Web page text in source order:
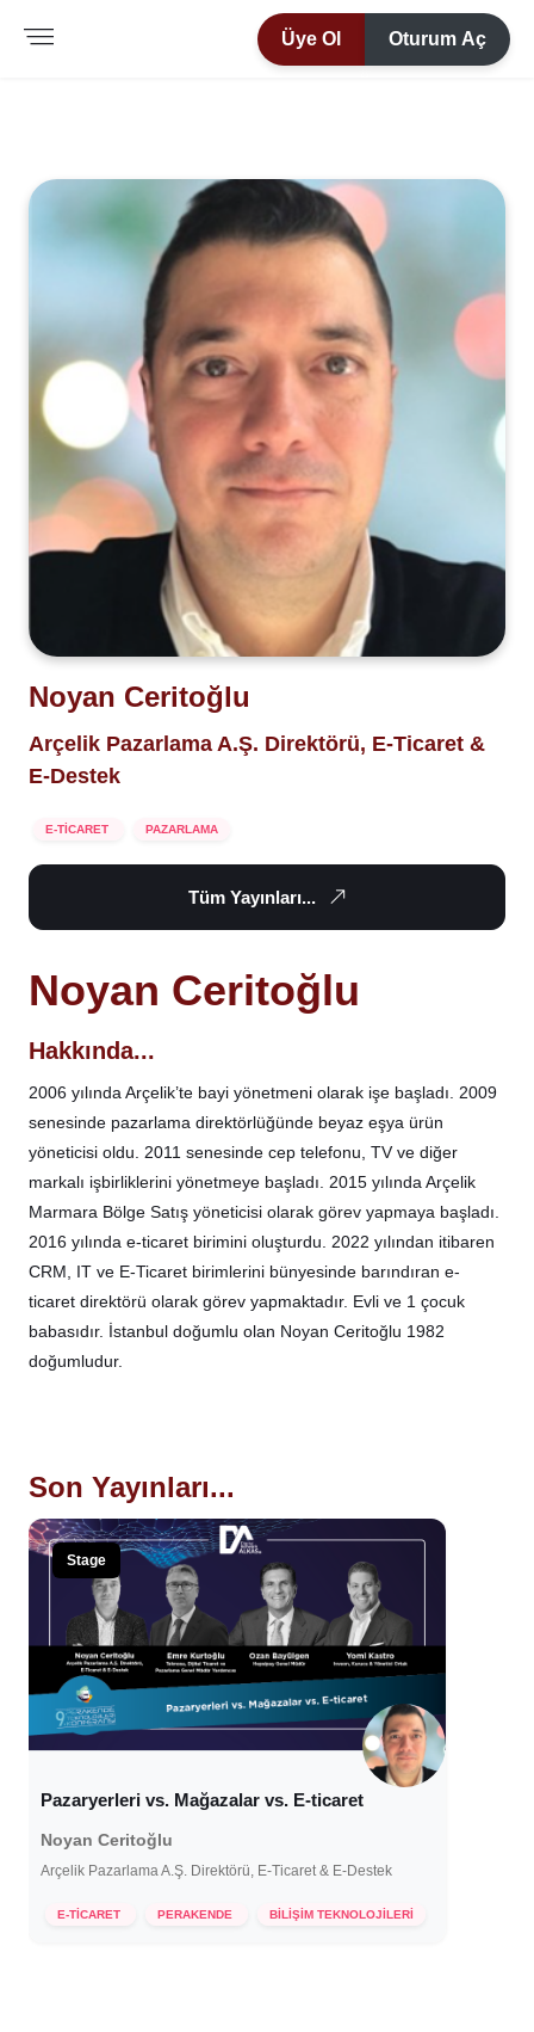
Üye Ol Oturum Aç
Noyan Ceritoğlu
Arçelik Pazarlama A.Ş. Direktörü, E-Ticaret &
E-Destek
E-TİCARET PAZARLAMA
Tüm Yayınları...
Noyan Ceritoğlu
Hakkında...
2006 yılında Arçelik’te bayi yönetmeni olarak işe başladı. 2009
senesinde pazarlama direktörlüğünde beyaz eşya ürün
yöneticisi oldu. 2011 senesinde cep telefonu, TV ve diğer
markalı işbirliklerini yönetmeye başladı. 2015 yılında Arçelik
Marmara Bölge Satış yöneticisi olarak görev yapmaya başladı.
2016 yılında e-ticaret birimini oluşturdu. 2022 yılından itibaren
CRM, IT ve E-Ticaret birimlerini bünyesinde barındıran e-
ticaret direktörü olarak görev yapmaktadır. Evli ve 1 çocuk
babasıdır. İstanbul doğumlu olan Noyan Ceritoğlu 1982
doğumludur.
Son Yayınları...
Stage
Pazaryerleri vs. Mağazalar vs. E-ticaret
Noyan Ceritoğlu
Arçelik Pazarlama A.Ş. Direktörü, E-Ticaret & E-Destek
E-TİCARET PERAKENDE BİLİŞİM TEKNOLOJİLERİ